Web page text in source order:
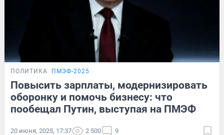
ПОЛИТИКА ПМЭФ-2025
Повысить зарплаты, модернизировать
оборонку и помочь бизнесу: что
пообещал Путин, выступая на ПМЭФ
20 июня, 2025, 17:37 2 500 9